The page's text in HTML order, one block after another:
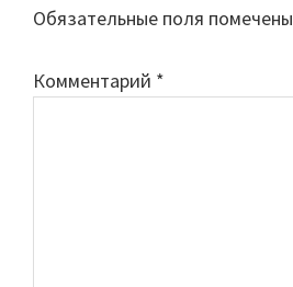
Обязательные поля помечены
Комментарий *